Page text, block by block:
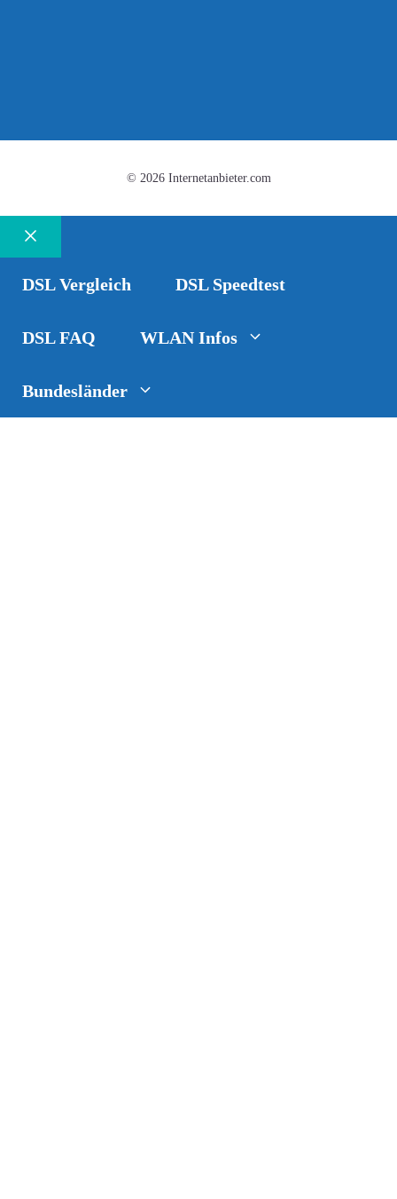
© 2026 Internetanbieter.com
Schließen
DSL Vergleich DSL Speedtest
DSL FAQ WLAN Infos
Bundesländer